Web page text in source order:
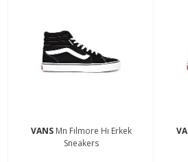
VANS Mn Fılmore Hı Erkek
Sneakers